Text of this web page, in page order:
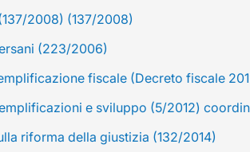
2008) (137/2008)
(223/2006)
fiscale (Decreto fiscale
e sviluppo (5/2012)
riforma della giustizia (132/2014)